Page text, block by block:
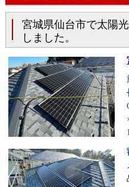
宮城県仙台市で太陽
しました。